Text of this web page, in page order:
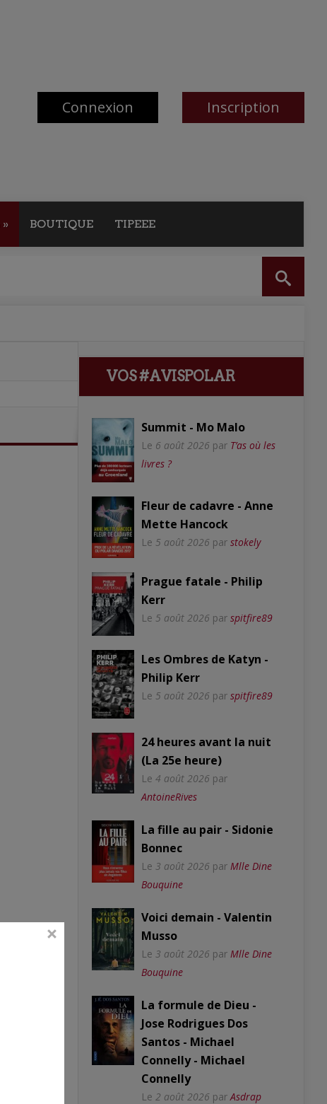
Connexion Inscription
» BOUTIQUE TIPEEE
VOS #AVISPOLAR
Summit - Mo Malo
Le 6 août 2026 par T’as où les
livres ?
Fleur de cadavre - Anne
Mette Hancock
Le 5 août 2026 par stokely
Prague fatale - Philip
Kerr
Le 5 août 2026 par spitfire89
Les Ombres de Katyn -
Philip Kerr
Le 5 août 2026 par spitfire89
24 heures avant la nuit
(La 25e heure)
Le 4 août 2026 par
AntoineRives
La fille au pair - Sidonie
Bonnec
Le 3 août 2026 par Mlle Dine
Bouquine
Voici demain - Valentin
Musso
Le 3 août 2026 par Mlle Dine
Bouquine
La formule de Dieu -
Jose Rodrigues Dos
Santos - Michael
Connelly - Michael
Connelly
Le 2 août 2026 par Asdrap